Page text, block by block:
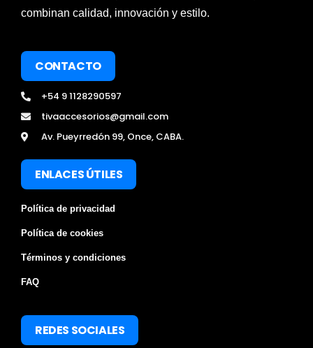
combinan calidad, innovación y estilo.
CONTACTO
+54 9 1128290597
tivaaccesorios@gmail.com
Av. Pueyrredón 99, Once, CABA.
ENLACES ÚTILES
Política de privacidad
Política de cookies
Términos y condiciones
FAQ
REDES SOCIALES